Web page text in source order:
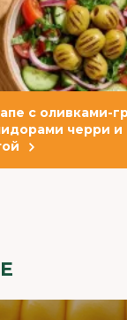
с оливками-
черри и